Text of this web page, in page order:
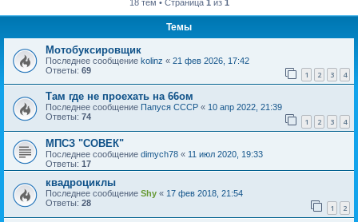
18 тем • Страница 1 из 1
Темы
Мотобуксировщик
Последнее сообщение kolinz « 21 фев 2026, 17:42
Ответы: 69 1 2 3 4
Там где не проехать на 66ом
Последнее сообщение Папуся СССР « 10 апр 2022, 21:39
Ответы: 74 1 2 3 4
МПСЗ "СОВЕК"
Последнее сообщение dimych78 « 11 июл 2020, 19:33
Ответы: 17
квадроциклы
Последнее сообщение Shy « 17 фев 2018, 21:54
Ответы: 28 1 2